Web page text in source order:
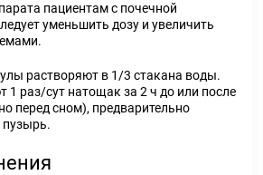
пациентам с почечной
уменьшить дозу и увеличить
растворяют в 1/3 стакана воды.
1 раз/сут натощак за 2 ч до или после
перед сном), предварительно